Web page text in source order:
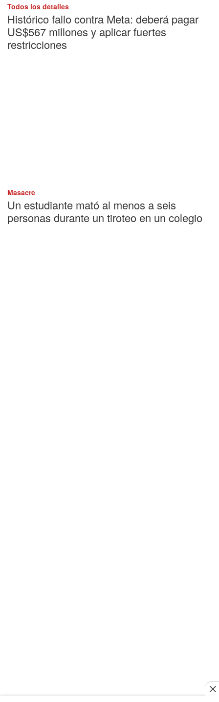
Todos los detalles
Histórico fallo contra Meta: deberá pagar
US$567 millones y aplicar fuertes
restricciones
Masacre
Un estudiante mató al menos a seis
personas durante un tiroteo en un colegio